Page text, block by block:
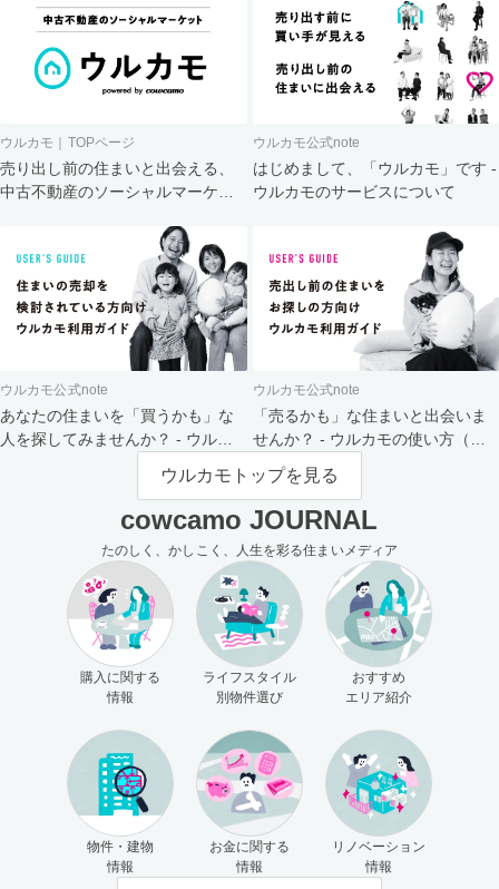
ウルカモ｜TOPページ
売り出し前の住まいと出会える、
中古不動産のソーシャルマーケッ
ウルカモ公式note
はじめまして、「ウルカモ」です -
ウルカモのサービスについて
ウルカモ公式note
あなたの住まいを「買うかも」な
人を探してみませんか？ - ウルカ
ウルカモ公式note
「売るかも」な住まいと出会いま
せんか？ - ウルカモの使い方（買
主さま向け）
ウルカモトップを見る
cowcamo JOURNAL
たのしく、かしこく、人生を彩る住まいメディア
購入に関する
情報
ライフスタイル
別物件選び
おすすめ
エリア紹介
物件・建物
情報
お金に関する
情報
リノベーション
情報